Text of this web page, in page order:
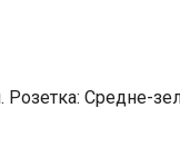
Средне-